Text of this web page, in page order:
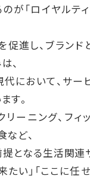
が「ロイヤルテ
進し、ブランド
、
において、サー
す。
リーニング、フィ
など、
となる生活関連
たい」「ここに任